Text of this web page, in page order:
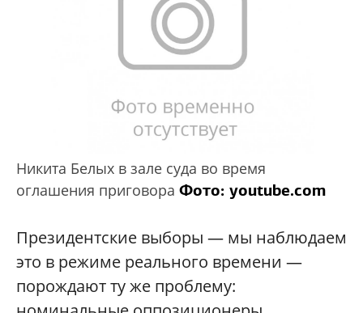
Никита Белых в зале суда во время
оглашения приговора Фото: youtube.com
Президентские выборы — мы наблюдаем
это в режиме реального времени —
порождают ту же проблему: